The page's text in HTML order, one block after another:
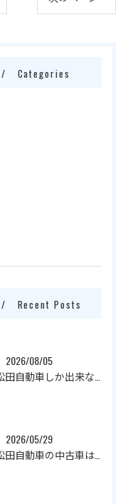
Categories
Recent Posts
2026/08/05
2026/05/29